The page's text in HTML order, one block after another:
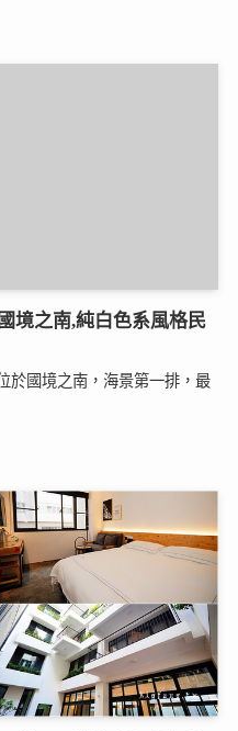
境之南,純白色系風格民
於國境之南，海景第一排，最